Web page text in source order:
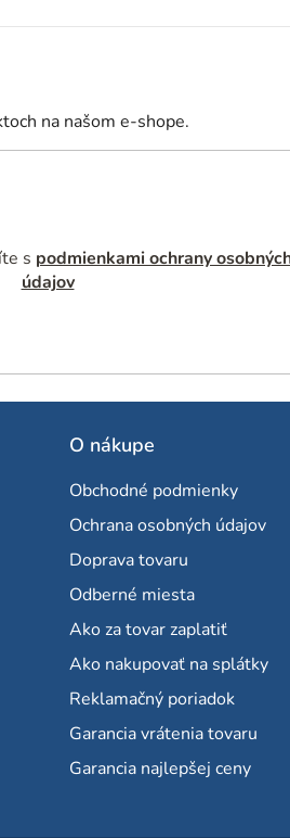
na našom e-shope.
s podmienkami ochrany
údajov
O nákupe
Obchodné podmienky
Ochrana osobných údajov
Doprava tovaru
Odberné miesta
Ako za tovar zaplatiť
Ako nakupovať na splátky
Reklamačný poriadok
Garancia vrátenia tovaru
Garancia najlepšej ceny